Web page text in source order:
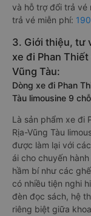
và hỗ trợ đổi trả vé
trả vé miễn phí:
3. Giới thiệu, tư
xe đi Phan
Vũng Tàu:
Dòng xe đi Phan
Tàu limousine 9
Là sản phẩm xe đi
Rịa-Vũng Tàu
được làm lại với
ái cho chuyến
hầm bí như các
có nhiều tiện nghi
đèn đọc sách, hệ
riêng biệt giữa